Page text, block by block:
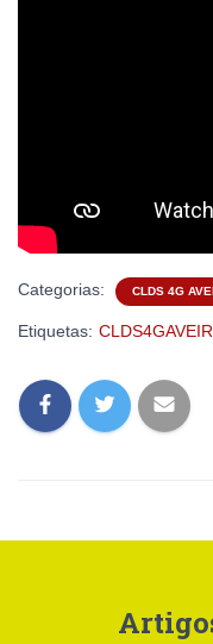
Categorias: CLDS 4G
Etiquetas: